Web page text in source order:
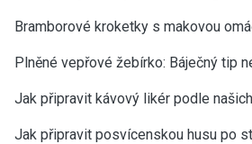
Bramborové kroketky s makovou
Plněné vepřové žebírko: Báječný tip
Jak připravit kávový likér podle
Jak připravit posvícenskou husu po